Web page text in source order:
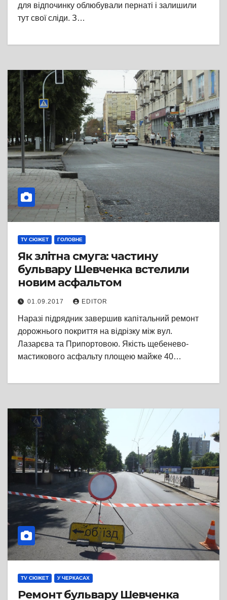
для відпочинку облюбували пернаті і залишили
тут свої сліди. З…
TV СЮЖЕТ ГОЛОВНЕ
Як злітна смуга: частину
бульвару Шевченка встелили
новим асфальтом
01.09.2017 EDITOR
Наразі підрядник завершив капітальний ремонт
дорожнього покриття на відрізку між вул.
Лазарєва та Припортовою. Якість щебенево-
мастикового асфальту площею майже 40…
TV СЮЖЕТ У ЧЕРКАСАХ
Ремонт бульвару Шевченка